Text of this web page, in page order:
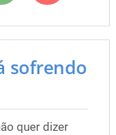
sofrendo
quer dizer